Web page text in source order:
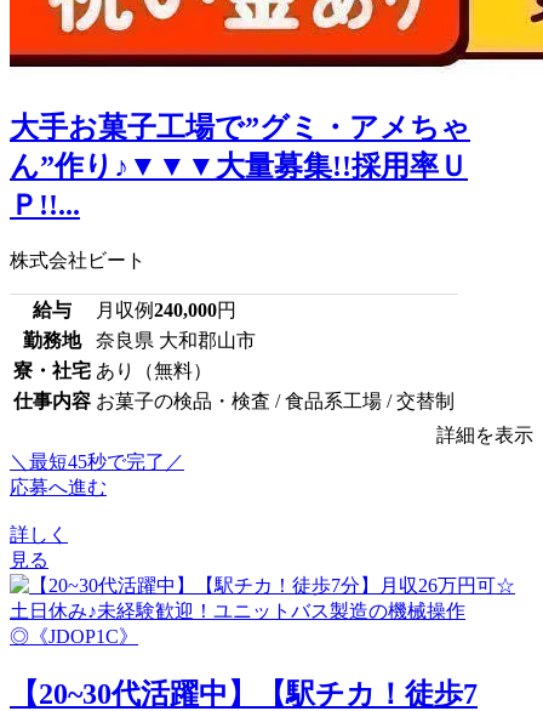
大手お菓子工場で”グミ・アメちゃ
ん”作り♪▼▼▼大量募集!!採用率Ｕ
Ｐ!!...
株式会社ビート
給与 月収例240,000円
勤務地
奈良県 大和郡山市
寮・社宅 あり（無料）
仕事内容 お菓子の検品・検査 / 食品系工場 / 交替制
詳細を表示
＼最短45秒で完了／
応募へ進む
詳しく
見る
【20~30代活躍中】【駅チカ！徒歩7